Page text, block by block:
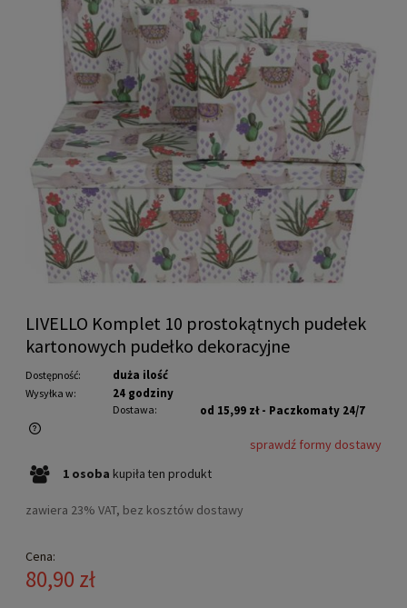
LIVELLO Komplet 10 prostokątnych pudełek
kartonowych pudełko dekoracyjne
Dostępność: duża ilość
Wysyłka w: 24 godziny
Dostawa: od 15,99 zł - Paczkomaty 24/7
Cena nie zawiera ewentualnych kosztów płatności
sprawdź formy dostawy
1 osoba kupiła ten produkt
zawiera 23% VAT, bez kosztów dostawy
Cena:
80,90 zł